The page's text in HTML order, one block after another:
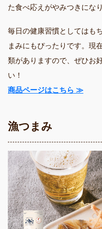
た食べ応えがやみつきになり
毎日の健康習慣としてはも
まみにもぴったりです。現
類がありますので、ぜひお
い！
商品ページはこちら ≫
漁つまみ